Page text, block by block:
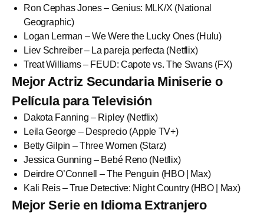
Ron Cephas Jones – Genius: MLK/X (National
Geographic)
Logan Lerman – We Were the Lucky Ones (Hulu)
Liev Schreiber – La pareja perfecta (Netflix)
Treat Williams – FEUD: Capote vs. The Swans (FX)
Mejor Actriz Secundaria Miniserie o
Película para Televisión
Dakota Fanning – Ripley (Netflix)
Leila George – Desprecio (Apple TV+)
Betty Gilpin – Three Women (Starz)
Jessica Gunning – Bebé Reno (Netflix)
Deirdre O’Connell – The Penguin (HBO | Max)
Kali Reis – True Detective: Night Country (HBO | Max)
Mejor Serie en Idioma Extranjero